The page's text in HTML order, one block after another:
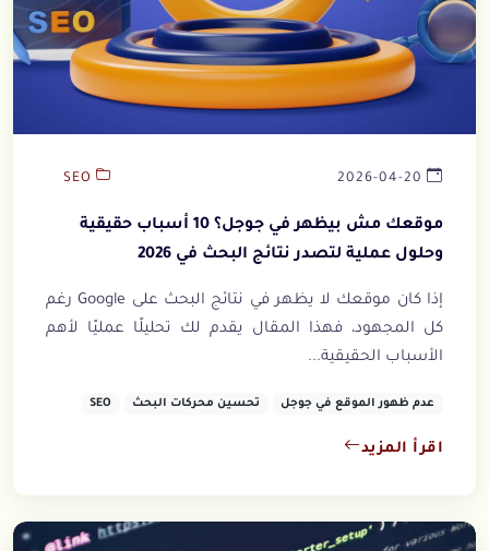
موقعك مش بيظهر في جوجل؟ 10 أسباب حقيقية
وحلول عملية لتصدر نتائج البحث في 2026
إذا كان موقعك لا يظهر في نتائج البحث على Google رغم
كل المجهود، فهذا المقال يقدم لك تحليلًا عمليًا لأهم
الأسباب الحقيقية...
عدم ظهور الموقع في جوجل تحسين محركات البحث SEO
اقرأ المزيد